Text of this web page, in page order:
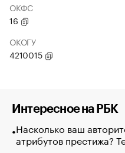
ОКФС
16
ОКОГУ
4210015
Интересное на РБК
Насколько ваш
атрибутов престижа?